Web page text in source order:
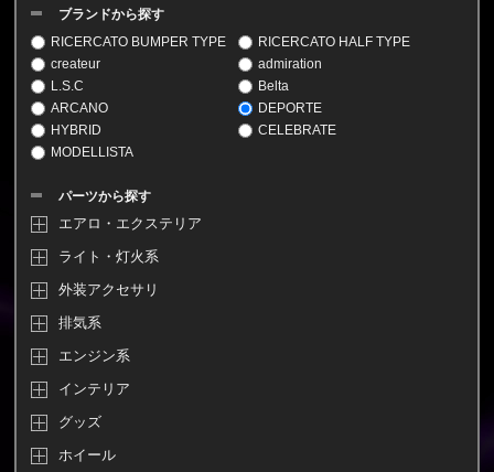
ブランドから探す
RICERCATO BUMPER TYPE
RICERCATO HALF TYPE
createur
admiration
L.S.C
Belta
ARCANO
DEPORTE
HYBRID
CELEBRATE
MODELLISTA
パーツから探す
エアロ・エクステリア
ライト・灯火系
外装アクセサリ
排気系
エンジン系
インテリア
グッズ
ホイール